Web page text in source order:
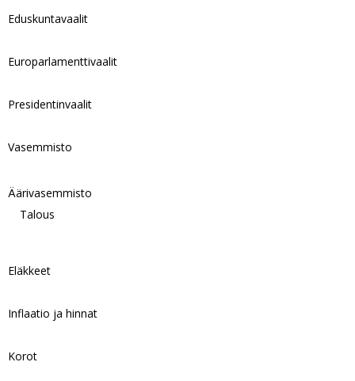
Eduskuntavaalit
Europarlamenttivaalit
Presidentinvaalit
Vasemmisto
Äärivasemmisto
Talous
Eläkkeet
Inflaatio ja hinnat
Korot